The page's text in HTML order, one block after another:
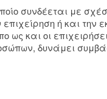
συνδέεται με
ή και την
ως και οι
δυνάμει